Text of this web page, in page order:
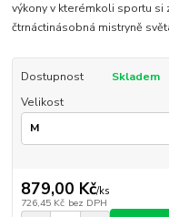
výkony v kterémkoli sportu si
čtrnáctinásobná mistryně
Dostupnost
Skladem
Velikost
879,00 Kč/ks
726,45 Kč bez DPH